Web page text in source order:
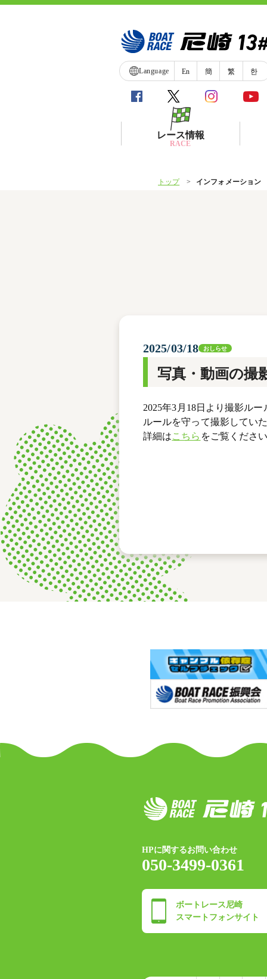
Language En 簡 繁 한
レース情報
RACE
トップ インフォメーション
2025/03/18 おしらせ
写真・動画の撮
2025年3月18日より撮影ル
ルールを守って撮影してい
詳細はこちら をご覧くださ
HPに関するお問い合わせ
050-3499-0361
ボートレース尼崎
スマートフォンサイト